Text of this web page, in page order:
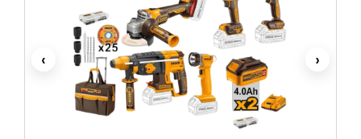
‹ ›